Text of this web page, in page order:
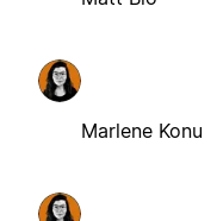
Marlene Konu